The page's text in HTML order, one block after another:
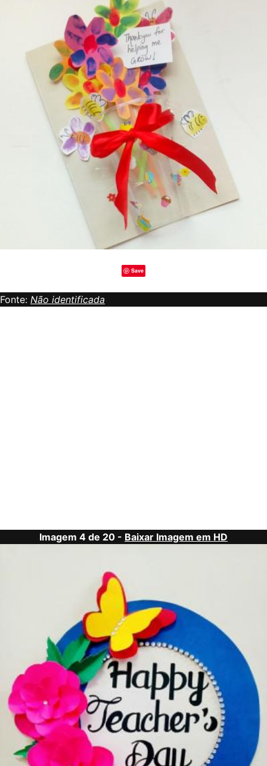
Save
Fonte: Não identificada
Imagem 4 de 20 - Baixar Imagem em HD